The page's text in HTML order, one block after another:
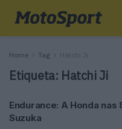
Home Tag Hatchi Ji
Etiqueta: Hatchi Ji
Endurance: A Honda nas
Suzuka